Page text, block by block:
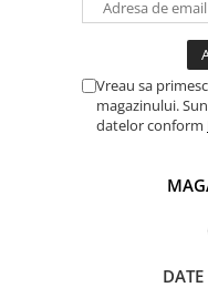
Nivelul zgomotului (dB) ≤
Vreau sa
magazinului.
datelor conform